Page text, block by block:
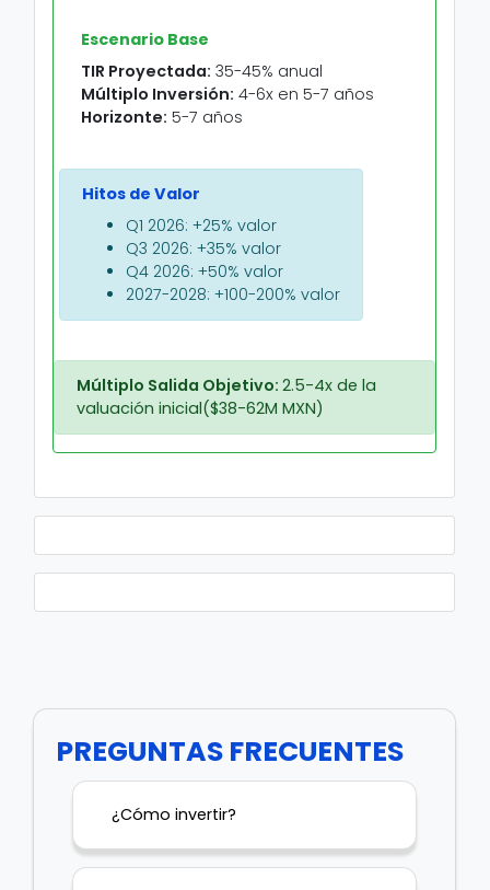
Escenario Base
TIR Proyectada: 35-45% anual
Múltiplo Inversión: 4-6x en 5-7 años
Horizonte: 5-7 años
Hitos de Valor
Q1 2026: +25% valor
Q3 2026: +35% valor
Q4 2026: +50% valor
2027-2028: +100-200% valor
Múltiplo Salida Objetivo: 2.5-4x de la
valuación inicial($38-62M MXN)
PREGUNTAS FRECUENTES
¿Cómo invertir?